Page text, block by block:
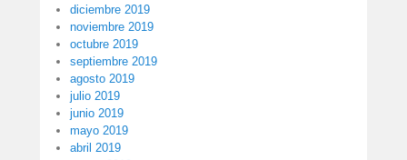
diciembre 2019
noviembre 2019
octubre 2019
septiembre 2019
agosto 2019
julio 2019
junio 2019
mayo 2019
abril 2019